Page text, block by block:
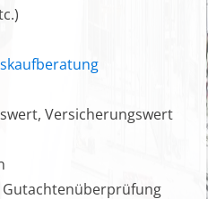
Versicherungswert